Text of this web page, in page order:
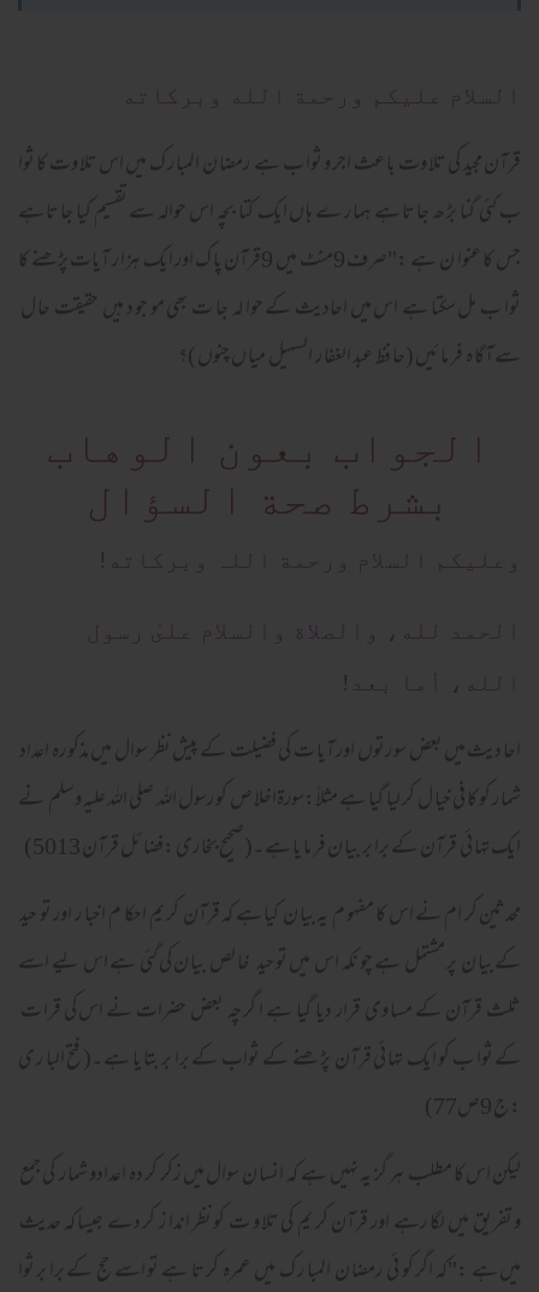
السلام عليكم ورحمة الله وبركاته
قرآن مجید کی تلا وت با عث اجر و ثوا ب ہے رمضا ن المبا ر ک میں اس تلا وت کا ثوا
ب کئی گنا بڑ ھ جا تا ہے ہما ر ے ہا ں ایک کتا بچہ اس حوالہ سے تقسیم کیا جا تا ہے
جس کا عنوا ن ہے :"صرف 9منٹ میں 9قرآن پا ک اور ایک ہزا ر آیات پڑھنے کا
ثوا ب مل سکتا ہے اس میں احادیث کے حوا لہ جا ت بھی مو جو د ہیں حقیقت حا ل
سے آگا ہ فر ما ئیں (حا فظ عبد الغفا ر السہیل میا ں چنوں )؟
الجواب بعون الوهاب
بشرط صحة السؤال
وعلیکم السلام ورحمة اللہ وبرکاته!
الحمد لله، والصلاة والسلام علىٰ رسول
الله، أما بعد!
احا دیث میں بعض سو رتوں اور آیا ت کی فضیلت کے پیش نظر سوال میں مذکو رہ اعداد
شما ر کو کا فی خیا ل کر لیا گیا ہے مثلاً:سورۃاخلا ص کو رسول اللہ صلی اللہ علیہ وسلم نے
ایک تہا ئی قرآن کے برا بر بیا ن فر ما یا ہے ۔(صحیح بخا ری :فضا ئل قرآن 5013)
محدثین کر ام نے اس کا مفہو م یہ بیا ن کیا ہے کہ قرآن کر یم احکا م اخبا ر اور تو حید
کے بیا ن پر مشتمل ہے چو نکہ اس میں تو حید خا لص بیا ن کی گئی ہے اس لیے اسے
ثلث قرآن کے مسا وی قرار دیا گیا ہے ا گر چہ بعض حضرات نے اس کی قرا ت
کے ثوا ب کو ایک تہا ئی قرآن پڑ ھنے کے ثواب کے برا بر بتا یا ہے ۔( فتح البا ر ی
: ج 9ص77)
لیکن اس کا مطلب ہر گز یہ نہیں ہے کہ انسا ن سوال میں زکر کر دہ اعدادو شما ر کی جمع
و تفریق میں لگا رہے اور قرآن کر یم کی تلا و ت کو نظر اندا ز کر دے جیسا کہ حدیث
میں ہے :"کہ اگر کو ئی رمضا ن المبا ر ک میں عمرہ کر تا ہے تو اسے حج کے برا بر ثوا